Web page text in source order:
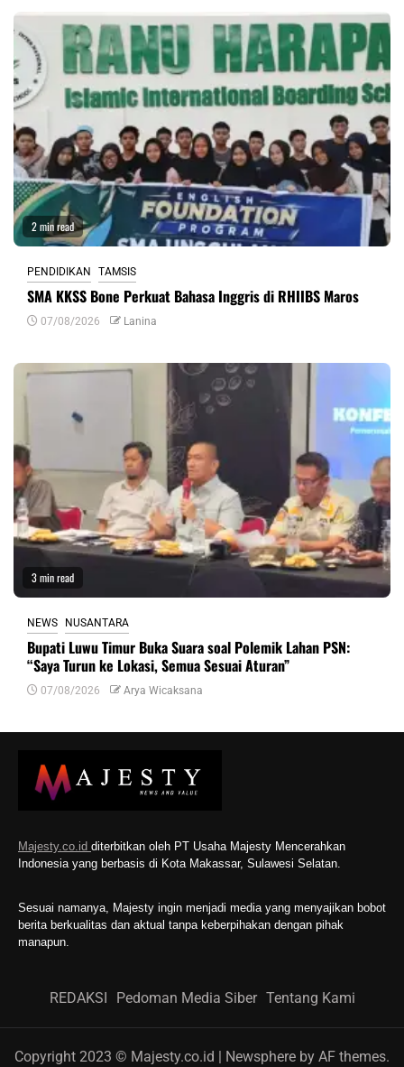
2 min read
PENDIDIKAN TAMSIS
SMA KKSS Bone Perkuat Bahasa Inggris di RHIIBS Maros
07/08/2026 Lanina
3 min read
NEWS NUSANTARA
Bupati Luwu Timur Buka Suara soal Polemik Lahan PSN:
“Saya Turun ke Lokasi, Semua Sesuai Aturan”
07/08/2026 Arya Wicaksana
Majesty.co.id diterbitkan oleh PT Usaha Majesty Mencerahkan
Indonesia yang berbasis di Kota Makassar, Sulawesi Selatan.
Sesuai namanya, Majesty ingin menjadi media yang menyajikan bobot
berita berkualitas dan aktual tanpa keberpihakan dengan pihak
manapun.
REDAKSI Pedoman Media Siber Tentang Kami
Copyright 2023 © Majesty.co.id | Newsphere by AF themes.